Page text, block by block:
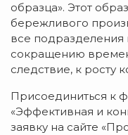
образца». Этот
бережливого
все подразделения
сокращению
следствие, к росту
Присоединиться к
«Эффективная и
заявку на сайте